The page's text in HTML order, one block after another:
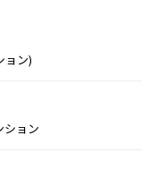
ョン)
ョン